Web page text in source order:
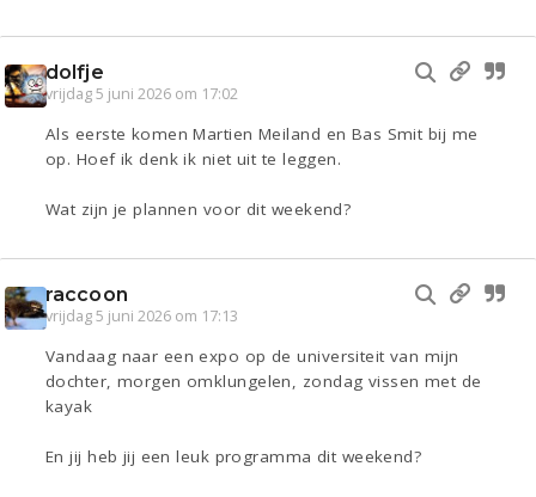
dolfje
vrijdag 5 juni 2026 om 17:02
Als eerste komen Martien Meiland en Bas Smit bij me
op. Hoef ik denk ik niet uit te leggen.
Wat zijn je plannen voor dit weekend?
raccoon
vrijdag 5 juni 2026 om 17:13
Vandaag naar een expo op de universiteit van mijn
dochter, morgen omklungelen, zondag vissen met de
kayak
En jij heb jij een leuk programma dit weekend?